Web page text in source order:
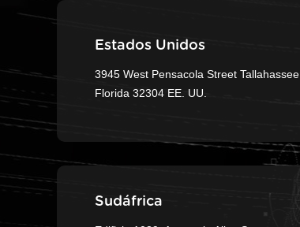
Estados Unidos
3945 West Pensacola Street Tallahassee
Florida 32304 EE. UU.
Sudáfrica